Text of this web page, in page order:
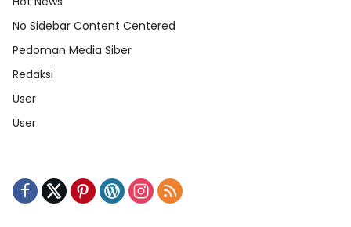
No Sidebar Content Centered
Pedoman Media Siber
Redaksi
User
User